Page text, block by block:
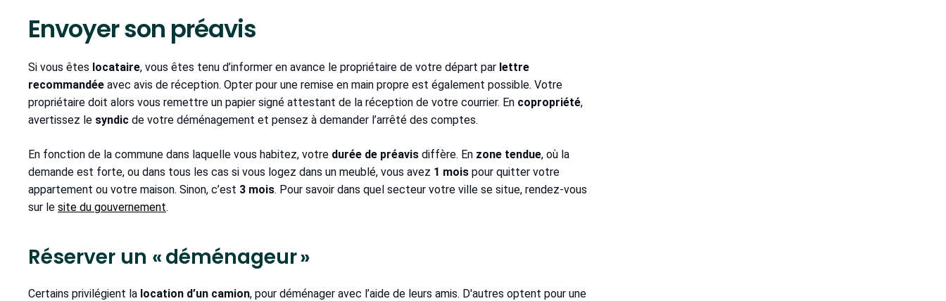
Envoyer son préavis
Si vous êtes locataire, vous êtes tenu d’informer en avance le propriétaire de votre départ par lettre
recommandée avec avis de réception. Opter pour une remise en main propre est également possible. Votre
propriétaire doit alors vous remettre un papier signé attestant de la réception de votre courrier. En copropriété,
avertissez le syndic de votre déménagement et pensez à demander l’arrêté des comptes.
En fonction de la commune dans laquelle vous habitez, votre durée de préavis diffère. En zone tendue, où la
demande est forte, ou dans tous les cas si vous logez dans un meublé, vous avez 1 mois pour quitter votre
appartement ou votre maison. Sinon, c’est 3 mois. Pour savoir dans quel secteur votre ville se situe, rendez-vous
sur le site du gouvernement.
Réserver un « déménageur »
Certains privilégient la location d’un camion, pour déménager avec l’aide de leurs amis. D'autres optent pour une